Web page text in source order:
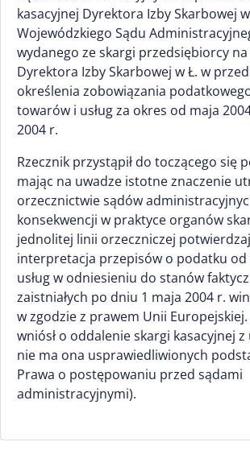
kasacyjnej Dyrektora Izby Skarbowej
Wojewódzkiego Sądu
wydanego ze skargi przedsiębiorcy
Dyrektora Izby Skarbowej w Ł. w
określenia zobowiązania
towarów i usług za okres od maja
2004 r.
Rzecznik przystąpił do toczącego się
mając na uwadze istotne znaczenie
orzecznictwie sądów
konsekwencji w praktyce organów
jednolitej linii orzeczniczej
interpretacja przepisów o podatku
usług w odniesieniu do stanów
zaistniałych po dniu 1 maja 2004 r.
w zgodzie z prawem Unii Europejskiej.
wniósł o oddalenie skargi kasacyjnej
nie ma ona usprawiedliwionych
Prawa o postępowaniu przed sądami
administracyjnymi).